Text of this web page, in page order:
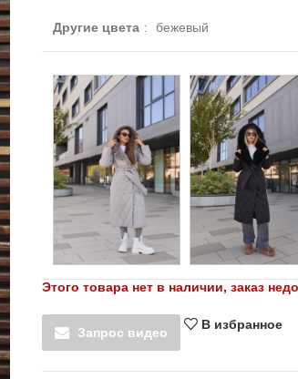
Другие цвета : бежевый
Этого товара нет в наличии, заказ
Запрос видео
В избранное